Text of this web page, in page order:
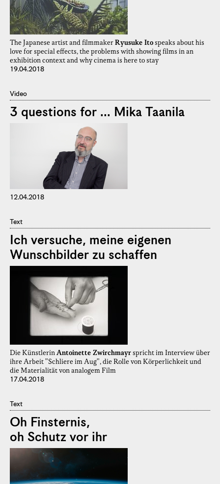
The Japanese artist and filmmakerRyusuke Itospeaks about his
love for special effects, the problems with showing films in an
exhibition context and why cinema is here to stay
19.04.2018
Video
3 questions for ... Mika Taanila
12.04.2018
Text
Ich versuche, meine eigenen
Wunschbilder zu schaffen
Die KünstlerinAntoinette Zwirchmayrspricht im Interview über
ihre Arbeit "Schliere im Aug", die Rolle von Körperlichkeit und
die Materialität von analogem Film
17.04.2018
Text
Oh Finsternis,
oh Schutz vor ihr